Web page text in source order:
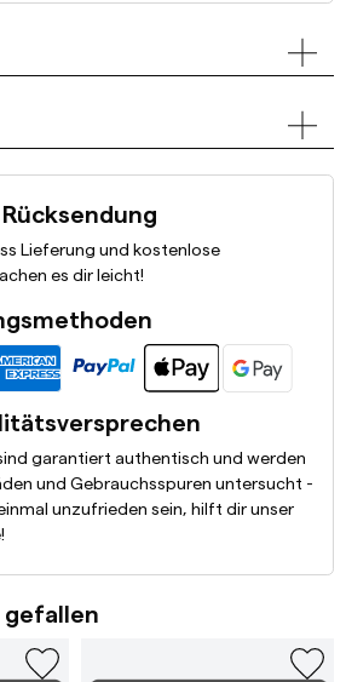
Lieferung und kostenlose
es dir leicht!
garantiert authentisch und werden
und Gebrauchsspuren untersucht -
unzufrieden sein, hilft dir unser
gefallen